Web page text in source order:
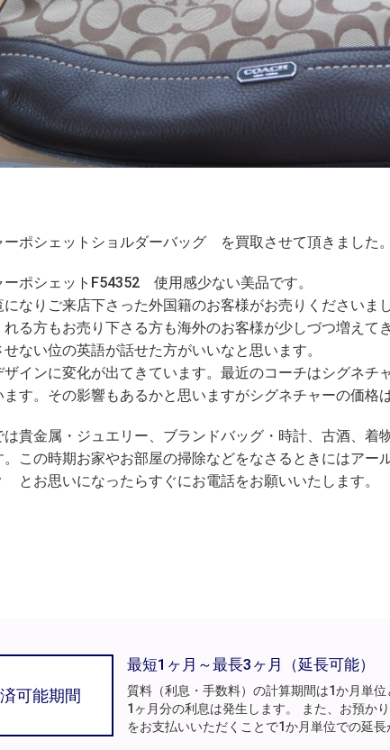
ポシェットショルダーバッグ を買取させて頂きました。
ポシェットF54352 使用感少ない美品です。
なりご来店下さった外国籍のお客様がお売りくださいま
る方もお売り下さる方も海外のお客様が少しづつ増えて
ない位の英語が話せた方がいいなと思います。
ザインに変化が出てきています。最近のコーチはシグネチ
す。その影響もあるかと思いますがシグネチャーの価格
貴金属・ジュエリー、ブランドバッグ・時計、古酒、着
この時期お家やお部屋の掃除などをなさるときにはアー
お思いになったらすぐにお電話をお願いいたします。
可能期間
最短1ヶ月～最長3ヶ月（延長可能）
質料（利息・手数料）の計算期間は1か月単
1ヶ月分の利息は発生します。 また、お預か
をお支払いいただくことで1か月単位での延長